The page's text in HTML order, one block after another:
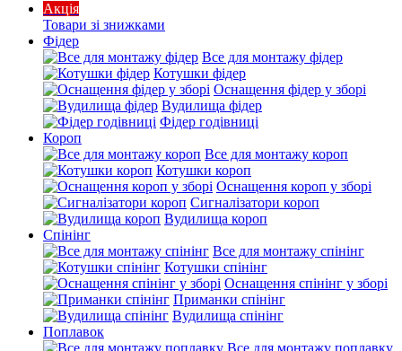
Акція
Товари зі знижками
Фідер
Все для монтажу фідер
Котушки фідер
Оснащення фідер у зборі
Вудилища фідер
Фідер годівниці
Короп
Все для монтажу короп
Котушки короп
Оснащення короп у зборі
Сигналізатори короп
Вудилища короп
Спінінг
Все для монтажу спінінг
Котушки спінінг
Оснащення спінінг у зборі
Приманки спінінг
Вудилища спінінг
Поплавок
Все для монтажу поплавку